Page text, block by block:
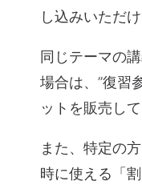
し込みいただ
同じテーマの
場合は、”復習
ットを販売して
また、特定の
時に使える 「